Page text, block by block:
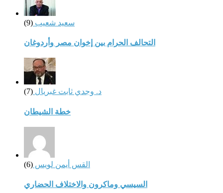
سعيد شعيب (9)
التحالف الحرام بين إخوان مصر وأردوغان
د. وجدي ثابت غبريال (7)
خطة الشيطان
القس أيمن لويس (6)
السيسي وماكرون والاختلاف الحضاري